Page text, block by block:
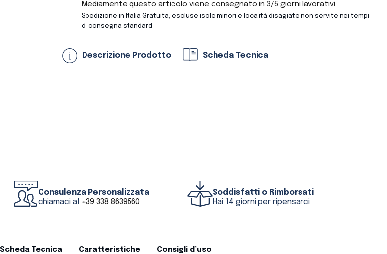
Mediamente questo articolo viene consegnato in 3/5 giorni lavorativi
Spedizione in Italia Gratuita, escluse isole minori e località disagiate non servite nei tempi
di consegna standard
Descrizione Prodotto Scheda Tecnica
Consulenza Personalizzata
chiamaci al +39 338 8639560
Soddisfatti o Rimborsati
Hai 14 giorni per ripensarci
Scheda Tecnica Caratteristiche Consigli d’uso